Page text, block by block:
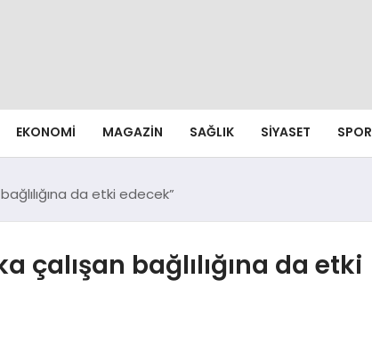
EKONOMI MAGAZIN SAĞLIK SIYASET SPOR
da etki edecek”
çalışan bağlılığına da etki